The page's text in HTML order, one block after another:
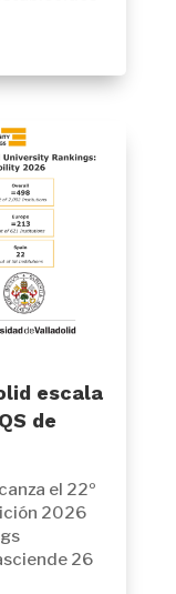
escala
de
el 22º
2026
26